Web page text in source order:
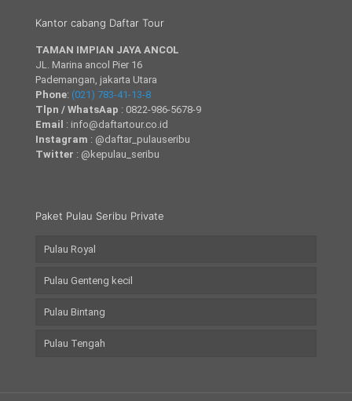
Kantor cabang Daftar Tour
TAMAN IMPIAN JAYA ANCOL
JL. Marina ancol Pier 16
Pademangan, jakarta Utara
Phone: (021) 783-41-13-8
Tlpn / WhatsAap : 0822-986-5678-9
Email : info@daftartour.co.id
Instagram : @daftar_pulauseribu
Twitter : @kepulau_seribu
Paket Pulau Seribu Private
Pulau Royal
Pulau Genteng kecil
Pulau Bintang
Pulau Tengah